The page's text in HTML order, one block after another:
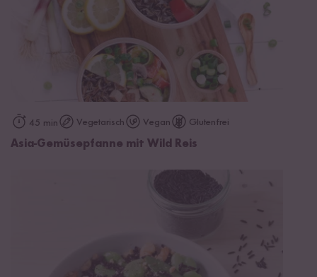
45 min Vegetarisch Vegan Glutenfrei
Asia-Gemüsepfanne mit Wild Reis